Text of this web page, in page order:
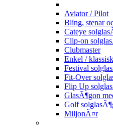
Aviator / Pilot
Bling, stenar
Cateye
Clip-on
Clubmaster
Enkel /
Festival
Fit-Over
Flip Up
GlasÃ¶gon
Golf
MiljonÃ¤r